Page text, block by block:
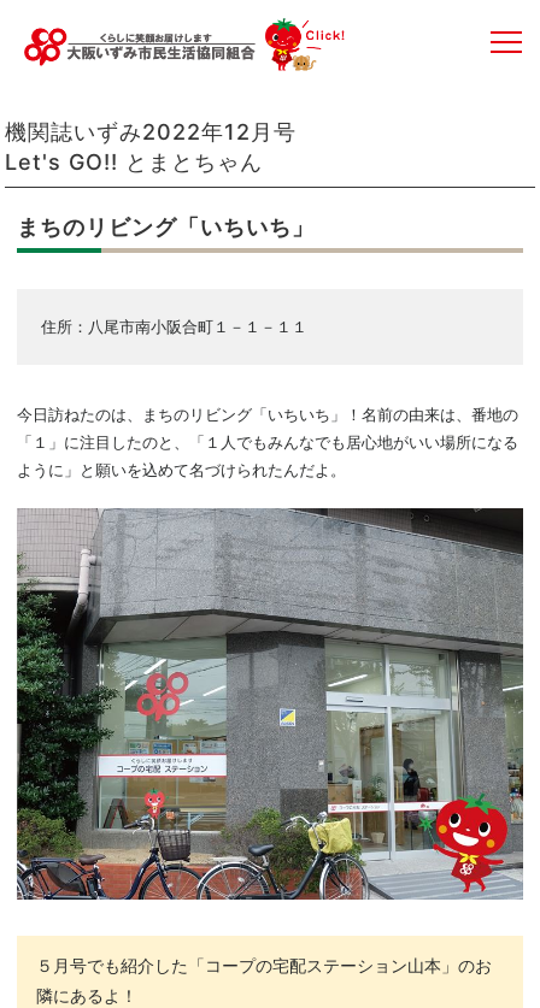
機関誌いずみ2022年12月号
Let's GO!! とまとちゃん
まちのリビング「いちいち」
住所：八尾市南小阪合町１－１－１１
今日訪ねたのは、まちのリビング「いちいち」！名前の由来は、番地の
「１」に注目したのと、「１人でもみんなでも居心地がいい場所になる
ように」と願いを込めて名づけられたんだよ。
５月号でも紹介した「コープの宅配ステーション山本」のお
隣にあるよ！